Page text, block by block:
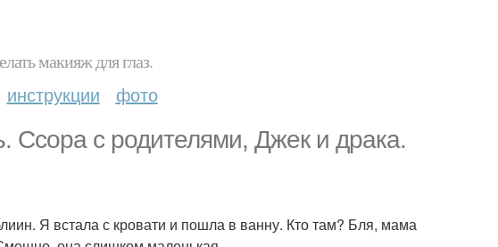
макияж для глаз.
инструкции фото
Ссора с родителями, Джек и драка.
Я встала с кровати и пошла в ванну. Кто там? Бля, мама